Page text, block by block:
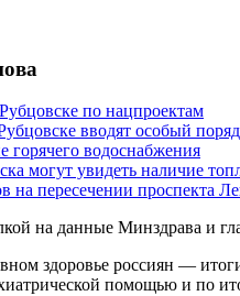
по нацпроектам
вводят особый
водоснабжения
могут увидеть наличие
на пересечении проспекта
на данные Минздрава и
здоровье россиян —
помощью и по